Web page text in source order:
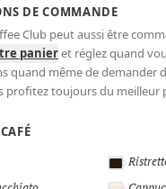
DE COMMANDE
Club peut aussi être
panieret réglez quand
quand même de demander
profitez toujours du meilleur